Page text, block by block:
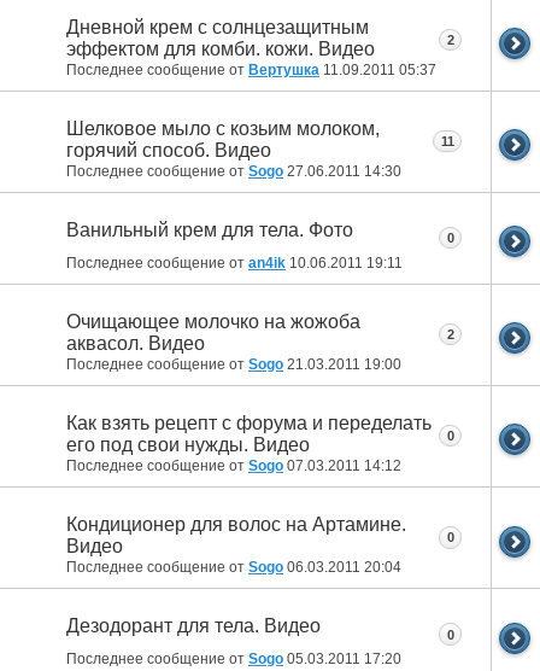
Дневной крем с солнцезащитным
эффектом для комби. кожи. Видео
Последнее сообщение от Вертушка 11.09.2011 05:37
2
Шелковое мыло с козьим молоком,
горячий способ. Видео
Последнее сообщение от Sogo 27.06.2011 14:30
11
Ванильный крем для тела. Фото
Последнее сообщение от an4ik 10.06.2011 19:11
0
Очищающее молочко на жожоба
аквасол. Видео
Последнее сообщение от Sogo 21.03.2011 19:00
2
Как взять рецепт с форума и переделать
его под свои нужды. Видео
Последнее сообщение от Sogo 07.03.2011 14:12
0
Кондиционер для волос на Артамине.
Видео
Последнее сообщение от Sogo 06.03.2011 20:04
0
Дезодорант для тела. Видео
Последнее сообщение от Sogo 05.03.2011 17:20
0